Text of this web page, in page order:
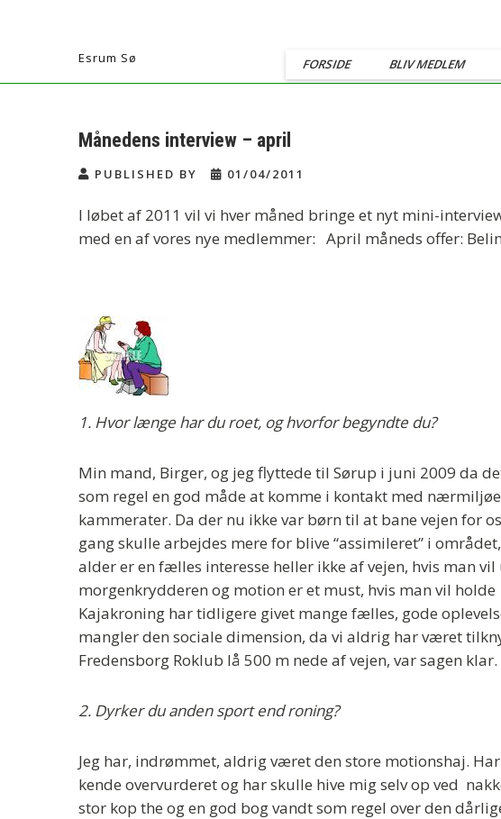
Esrum Sø FORSIDE BLIV MEDLEM
Månedens interview – april
PUBLISHED BY 01/04/2011
I løbet af 2011 vil vi hver måned bringe et nyt mini-
med en af vores nye medlemmer: April måneds offer:
1. Hvor længe har du roet, og hvorfor begyndte du?
Min mand, Birger, og jeg flyttede til Sørup i juni 2009 da
som regel en god måde at komme i kontakt med
kammerater. Da der nu ikke var børn til at bane vejen for
gang skulle arbejdes mere for blive “assimileret” i
alder er en fælles interesse heller ikke af vejen, hvis man
morgenkrydderen og motion er et must, hvis man vil
Kajakroning har tidligere givet mange fælles, gode
mangler den sociale dimension, da vi aldrig har været
Fredensborg Roklub lå 500 m nede af vejen, var sagen
2. Dyrker du anden sport end roning?
Jeg har, indrømmet, aldrig været den store motionshaj.
kende overvurderet og har skulle hive mig selv op ved
stor kop the og en god bog vandt som regel over den